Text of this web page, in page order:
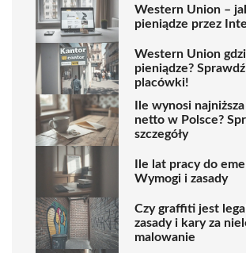
Western Union –
pieniądze przez
Western Union
pieniądze?
placówki!
Ile wynosi
netto w Polsce?
szczegóły
Ile lat pracy do
Wymogi i zasady
Czy graffiti jest
zasady i kary za
malowanie